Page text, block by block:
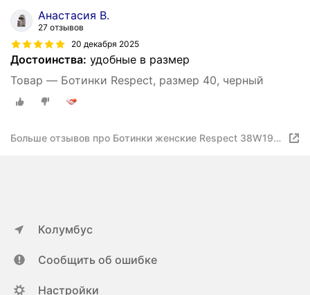
Анастасия В.
27 отзывов
20 декабря 2025
Достоинства: удобные в размер
Товар — Ботинки Respect, размер 40, черный
Больше отзывов про Ботинки женские Respect 38W199-
Колумбус
Сообщить об ошибке
Настройки